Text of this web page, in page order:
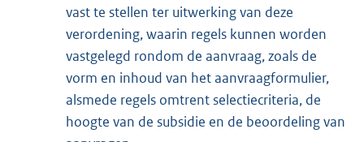
vast te stellen ter uitwerking van deze
verordening, waarin regels kunnen worden
vastgelegd rondom de aanvraag, zoals de
vorm en inhoud van het aanvraagformulier,
alsmede regels omtrent selectiecriteria, de
hoogte van de subsidie en de beoordeling van